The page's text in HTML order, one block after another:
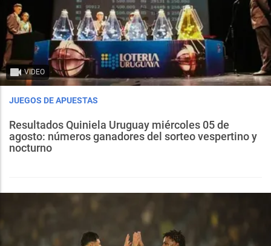
VIDEO
JUEGOS DE APUESTAS
Resultados Quiniela Uruguay miércoles 05 de
agosto: números ganadores del sorteo vespertino y
nocturno